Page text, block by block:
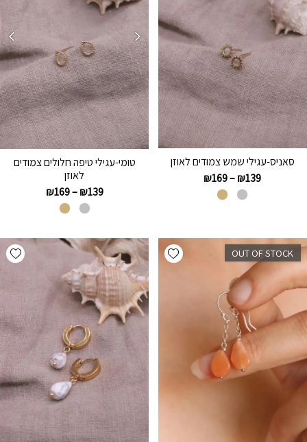
סאניס-עגילי שמש צמודים לאוזן
₪139
–
₪169
טומי-עגילי טיפה חלולים צמודים
לאוזן
₪139
–
₪169
Add wishlist OUT OF STOCK